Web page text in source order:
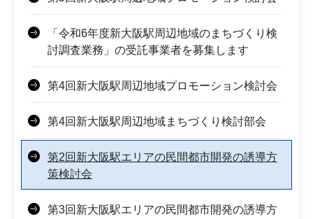
「令和6年度新大阪駅周辺地域のまちづくり検
討調査業務」の受託事業者を募集します
第4回新大阪駅周辺地域プロモーション検討会
第4回新大阪駅周辺地域まちづくり検討部会
第2回新大阪駅エリアの民間都市開発の誘導方
策検討会
第3回新大阪駅エリアの民間都市開発の誘導方